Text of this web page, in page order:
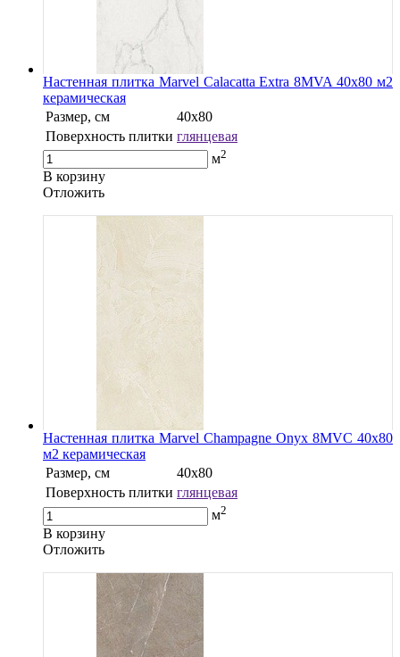
Настенная плитка Marvel Calacatta Extra 8MVA 40x80 м2
керамическая
Размер, см
40х80
Поверхность плитки глянцевая
м2
В корзину
Oтложить
Настенная плитка Marvel Champagne Onyx 8MVC 40x80
м2 керамическая
Размер, см
40х80
Поверхность плитки глянцевая
м2
В корзину
Oтложить